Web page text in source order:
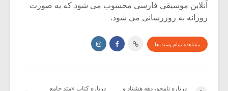
آنلاین موسیقی فارسی محسوب می شود که به صورت
روزانه به روزرسانی می شود.
مشاهده تمام پست ها
درباره کتاب «متد جامع
درباره‌ نامجو، دهه‌ هشتاد و